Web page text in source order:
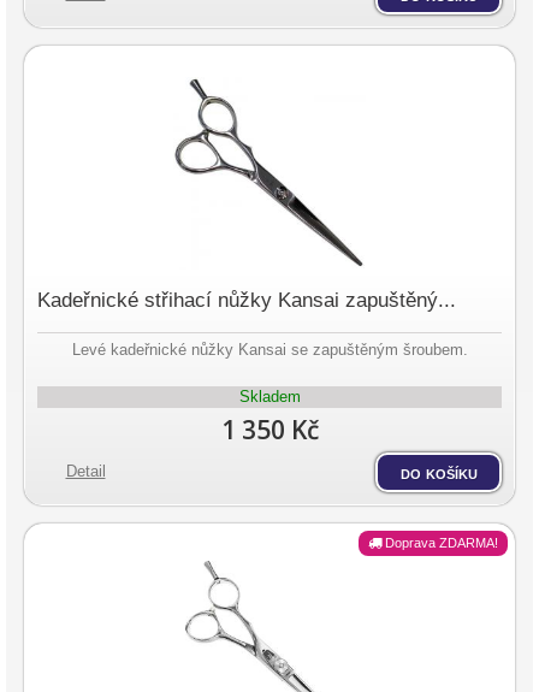
Kadeřnické střihací nůžky Kansai zapuštěný...
Levé kadeřnické nůžky Kansai se zapuštěným šroubem.
Skladem
1 350 Kč
Detail do košíku
Doprava ZDARMA!